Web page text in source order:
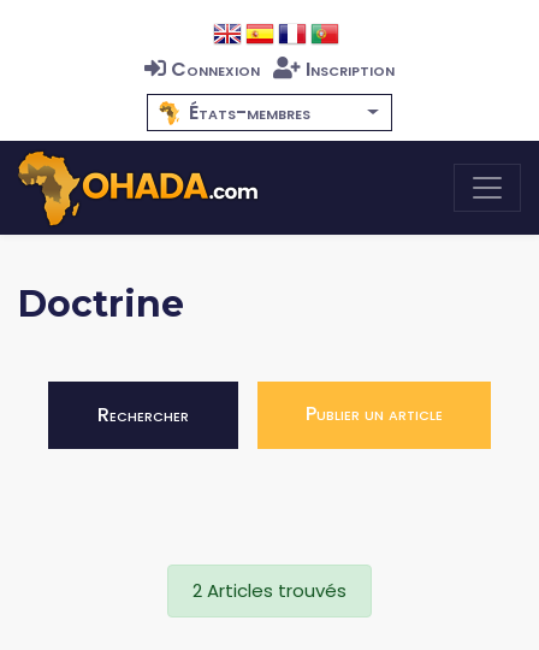
Connexion
Inscription
États-membres
Doctrine
Rechercher Publier un article
2 Articles trouvés